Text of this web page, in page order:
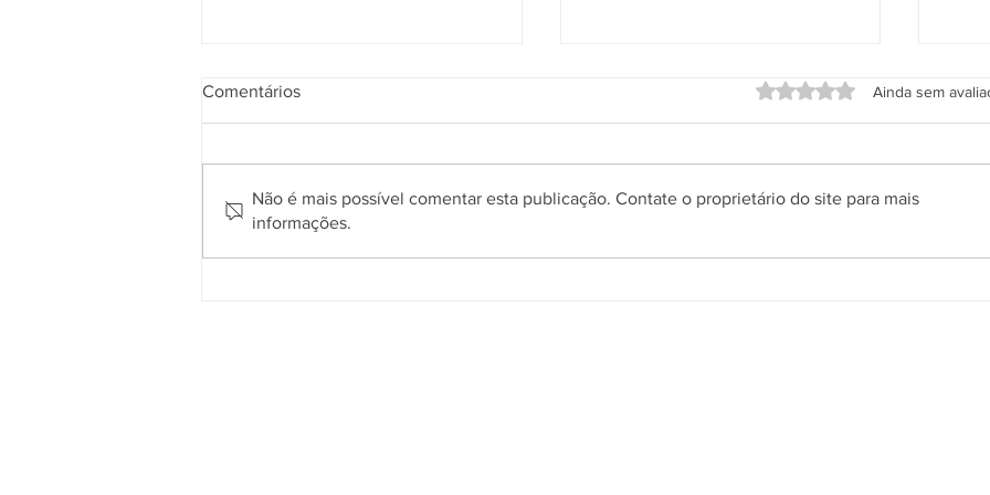
Aplicativo Salineira ganha
Grupo Salineira promove festa
Comentários Avaliado com 0 de 5
Ainda sem
Não é mais possível comentar esta publicação. Contate o proprietário do site para mais
informações.